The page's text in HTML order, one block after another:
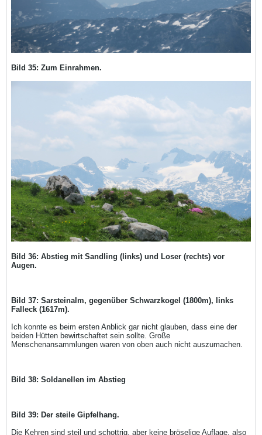
Bild 35: Zum Einrahmen.
Bild 36: Abstieg mit Sandling (links) und Loser (rechts) vor
Augen.
Bild 37: Sarsteinalm, gegenüber Schwarzkogel (1800m), links
Falleck (1617m).
Ich konnte es beim ersten Anblick gar nicht glauben, dass eine der
beiden Hütten bewirtschaftet sein sollte. Große
Menschenansammlungen waren von oben auch nicht auszumachen.
Bild 38: Soldanellen im Abstieg
Bild 39: Der steile Gipfelhang.
Die Kehren sind steil und schottrig, aber keine bröselige Auflage, also